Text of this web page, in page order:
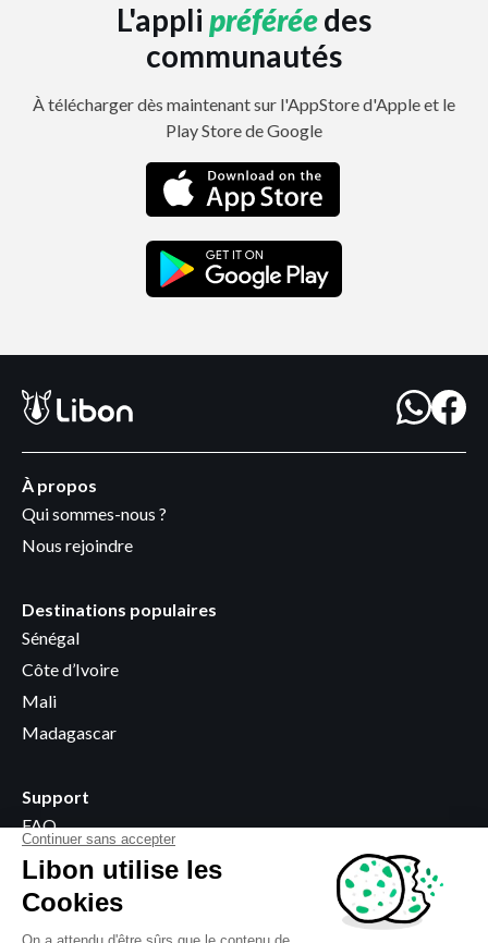
L'appli préféréedes
communautés
À télécharger dès maintenant sur l'AppStore d'Apple et le
Play Store de Google
À propos
Qui sommes-nous ?
Nous rejoindre
Destinations populaires
Sénégal
Côte d’Ivoire
Mali
Madagascar
Support
FAQ
Devenir revendeur
Points de vente